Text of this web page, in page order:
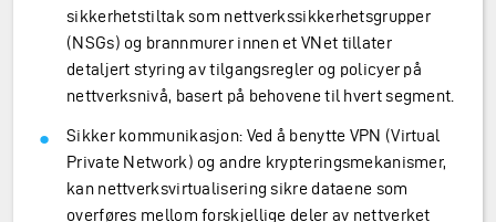
sikkerhetstiltak som nettverkssikkerhetsgrupper
(NSGs) og brannmurer innen et VNet tillater
detaljert styring av tilgangsregler og policyer på
nettverksnivå, basert på behovene til hvert segment.
Sikker kommunikasjon: Ved å benytte VPN (Virtual
Private Network) og andre krypteringsmekanismer,
kan nettverksvirtualisering sikre dataene som
overføres mellom forskjellige deler av nettverket